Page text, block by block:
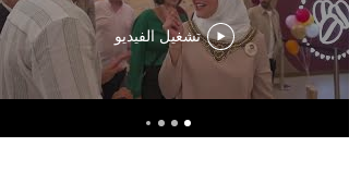
تشغيل الفيديو